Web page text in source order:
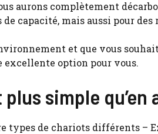
aurons complètement
capacité, mais aussi pour des
et que vous
option pour vous.
simple qu’en
types de chariots différents –